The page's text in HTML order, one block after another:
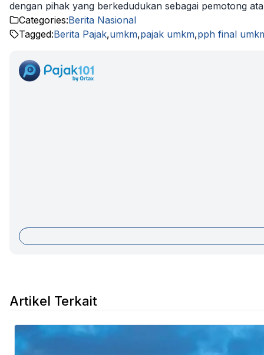
dengan pihak yang berkedudukan sebagai pemotong
Categories:Berita Nasional
Tagged:Berita Pajak,umkm,pajak umkm,pph final
Artikel Terkait